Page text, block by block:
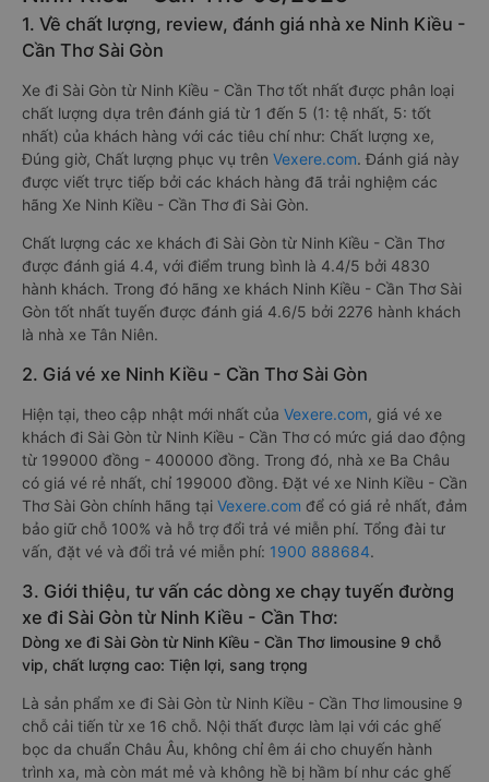
1. Về chất lượng, review, đánh giá nhà xe Ninh Kiều -
Cần Thơ Sài Gòn
Xe đi Sài Gòn từ Ninh Kiều - Cần Thơ tốt nhất được phân loại
chất lượng dựa trên đánh giá từ 1 đến 5 (1: tệ nhất, 5: tốt
nhất) của khách hàng với các tiêu chí như: Chất lượng xe,
Đúng giờ, Chất lượng phục vụ trên Vexere.com. Đánh giá này
được viết trực tiếp bởi các khách hàng đã trải nghiệm các
hãng Xe Ninh Kiều - Cần Thơ đi Sài Gòn.
Chất lượng các xe khách đi Sài Gòn từ Ninh Kiều - Cần Thơ
được đánh giá 4.4, với điểm trung bình là 4.4/5 bởi 4830
hành khách. Trong đó hãng xe khách Ninh Kiều - Cần Thơ Sài
Gòn tốt nhất tuyến được đánh giá 4.6/5 bởi 2276 hành khách
là nhà xe Tân Niên.
2. Giá vé xe Ninh Kiều - Cần Thơ Sài Gòn
Hiện tại, theo cập nhật mới nhất của Vexere.com, giá vé xe
khách đi Sài Gòn từ Ninh Kiều - Cần Thơ có mức giá dao động
từ 199000 đồng - 400000 đồng. Trong đó, nhà xe Ba Châu
có giá vé rẻ nhất, chỉ 199000 đồng. Đặt vé xe Ninh Kiều - Cần
Thơ Sài Gòn chính hãng tại Vexere.com để có giá rẻ nhất, đảm
bảo giữ chỗ 100% và hỗ trợ đổi trả vé miễn phí. Tổng đài tư
vấn, đặt vé và đổi trả vé miễn phí: 1900 888684.
3. Giới thiệu, tư vấn các dòng xe chạy tuyến đường
xe đi Sài Gòn từ Ninh Kiều - Cần Thơ:
Dòng xe đi Sài Gòn từ Ninh Kiều - Cần Thơ limousine 9 chỗ
vip, chất lượng cao: Tiện lợi, sang trọng
Là sản phẩm xe đi Sài Gòn từ Ninh Kiều - Cần Thơ limousine 9
chỗ cải tiến từ xe 16 chỗ. Nội thất được làm lại với các ghế
bọc da chuẩn Châu Âu, không chỉ êm ái cho chuyến hành
trình xa, mà còn mát mẻ và không hề bị hầm bí như các ghế